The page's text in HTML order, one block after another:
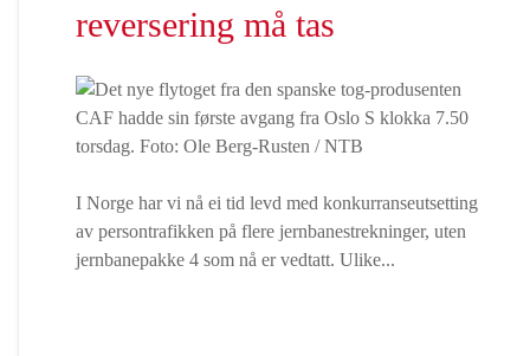
reversering må tas
I Norge har vi nå ei tid levd med konkurranseutsetting
av persontrafikken på flere jernbanestrekninger, uten
jernbanepakke 4 som nå er vedtatt. Ulike...